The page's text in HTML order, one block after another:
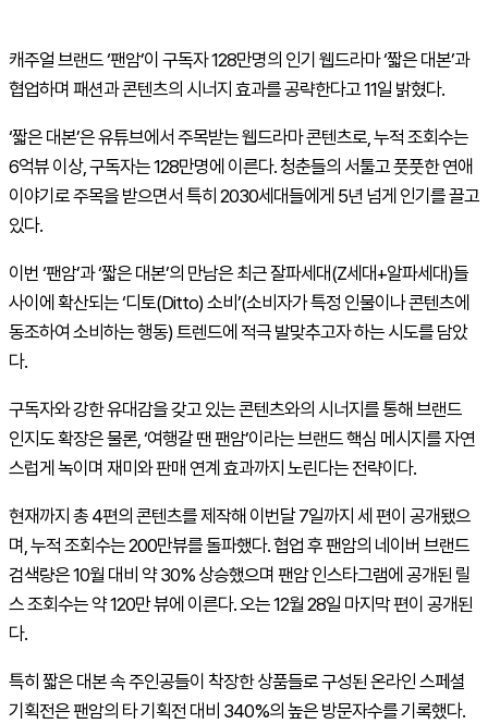
캐주얼 브랜드 ‘팬암’이 구독자 128만명의 인기 웹드라마 ‘짧은 대본’과
협업하며 패션과 콘텐츠의 시너지 효과를 공략한다고 11일 밝혔다.
‘짧은 대본’은 유튜브에서 주목받는 웹드라마 콘텐츠로, 누적 조회수는
6억뷰 이상, 구독자는 128만명에 이른다. 청춘들의 서툴고 풋풋한 연애
이야기로 주목을 받으면서 특히 2030세대들에게 5년 넘게 인기를 끌고
있다.
이번 ‘팬암’과 ‘짧은 대본’의 만남은 최근 잘파세대(Z세대+알파세대)들
사이에 확산되는 ‘디토(Ditto) 소비’(소비자가 특정 인물이나 콘텐츠에
동조하여 소비하는 행동) 트렌드에 적극 발맞추고자 하는 시도를 담았
다.
구독자와 강한 유대감을 갖고 있는 콘텐츠와의 시너지를 통해 브랜드
인지도 확장은 물론, ‘여행갈 땐 팬암’이라는 브랜드 핵심 메시지를 자연
스럽게 녹이며 재미와 판매 연계 효과까지 노린다는 전략이다.
현재까지 총 4편의 콘텐츠를 제작해 이번달 7일까지 세 편이 공개됐으
며, 누적 조회수는 200만뷰를 돌파했다. 협업 후 팬암의 네이버 브랜드
검색량은 10월 대비 약 30% 상승했으며 팬암 인스타그램에 공개된 릴
스 조회수는 약 120만 뷰에 이른다. 오는 12월 28일 마지막 편이 공개된
다.
특히 짧은 대본 속 주인공들이 착장한 상품들로 구성된 온라인 스페셜
기획전은 팬암의 타 기획전 대비 340%의 높은 방문자수를 기록했다.